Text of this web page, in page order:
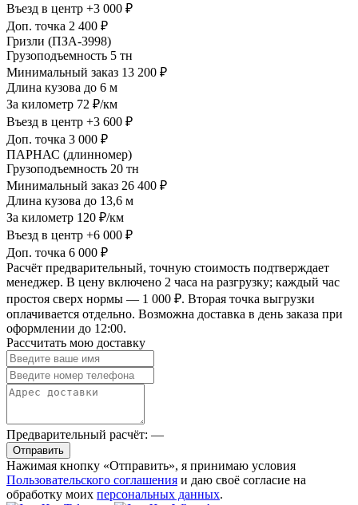
Въезд в центр +3 000 ₽
Доп. точка 2 400 ₽
Гризли (ПЗА-3998)
Грузоподъемность 5 тн
Минимальный заказ 13 200 ₽
Длина кузова до 6 м
За километр 72 ₽/км
Въезд в центр +3 600 ₽
Доп. точка 3 000 ₽
ПАРНАС (длинномер)
Грузоподъемность 20 тн
Минимальный заказ 26 400 ₽
Длина кузова до 13,6 м
За километр 120 ₽/км
Въезд в центр +6 000 ₽
Доп. точка 6 000 ₽
Расчёт предварительный, точную стоимость подтверждает
менеджер. В цену включено 2 часа на разгрузку; каждый час
простоя сверх нормы — 1 000 ₽. Вторая точка выгрузки
оплачивается отдельно. Возможна доставка в день заказа при
оформлении до 12:00.
Рассчитать мою доставку
Предварительный расчёт: —
Отправить
Нажимая кнопку «Отправить», я принимаю условия
Пользовательского соглашения и даю своё согласие на
обработку моих персональных данных.